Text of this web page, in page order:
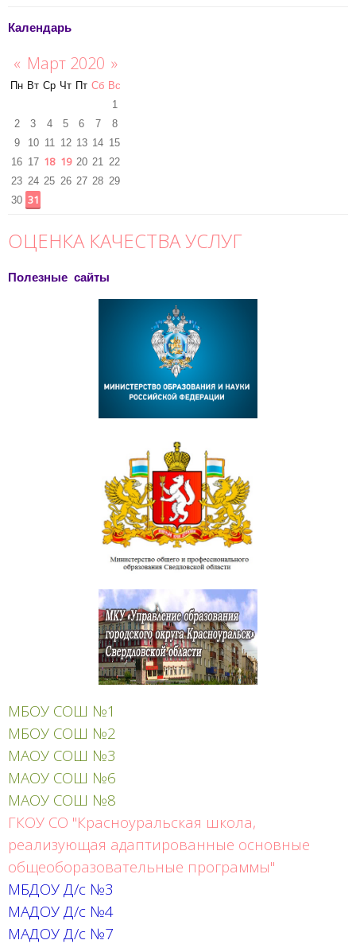
Календарь
« Март 2020 »
Пн Вт Ср Чт Пт Сб Вс
1
2
3 4 5 6 7
8
9
10 11 12 13 14 15
16 17 18 19 20 21 22
23 24 25 26 27 28 29
30 31
ОЦЕНКА КАЧЕСТВА УСЛУГ
Полезные сайты
МБОУ СОШ №1
МБОУ СОШ №2
МАОУ СОШ №3
МАОУ СОШ №6
МАОУ СОШ №8
ГКОУ СО "Красноуральская школа,
реализующая адаптированные основные
общеоборазовательные программы"
МБДОУ Д/с №3
МАДОУ Д/с №4
МАДОУ Д/с №7